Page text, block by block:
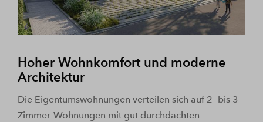
Hoher Wohnkomfort und moderne
Architektur
Die Eigentumswohnungen verteilen sich auf 2- bis 3-
Zimmer-Wohnungen mit gut durchdachten